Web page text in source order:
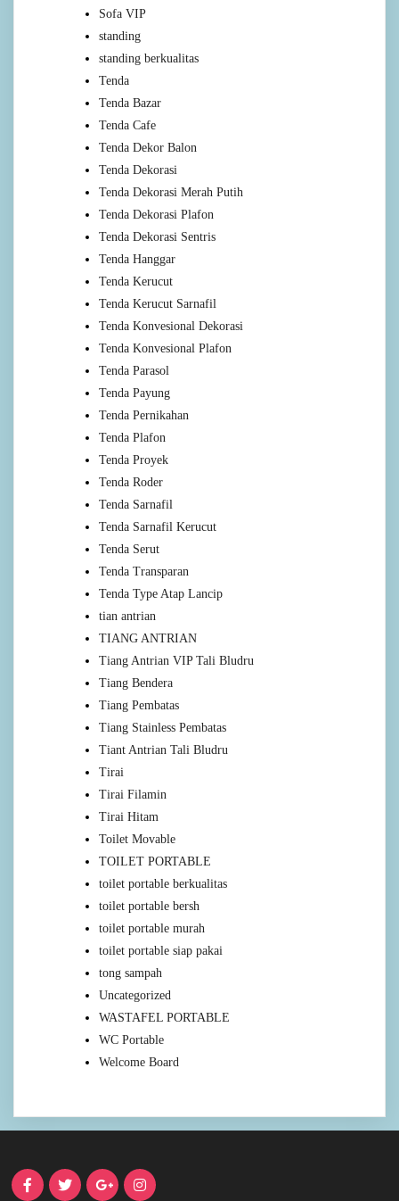
Sofa VIP
standing
standing berkualitas
Tenda
Tenda Bazar
Tenda Cafe
Tenda Dekor Balon
Tenda Dekorasi
Tenda Dekorasi Merah Putih
Tenda Dekorasi Plafon
Tenda Dekorasi Sentris
Tenda Hanggar
Tenda Kerucut
Tenda Kerucut Sarnafil
Tenda Konvesional Dekorasi
Tenda Konvesional Plafon
Tenda Parasol
Tenda Payung
Tenda Pernikahan
Tenda Plafon
Tenda Proyek
Tenda Roder
Tenda Sarnafil
Tenda Sarnafil Kerucut
Tenda Serut
Tenda Transparan
Tenda Type Atap Lancip
tian antrian
TIANG ANTRIAN
Tiang Antrian VIP Tali Bludru
Tiang Bendera
Tiang Pembatas
Tiang Stainless Pembatas
Tiant Antrian Tali Bludru
Tirai
Tirai Filamin
Tirai Hitam
Toilet Movable
TOILET PORTABLE
toilet portable berkualitas
toilet portable bersh
toilet portable murah
toilet portable siap pakai
tong sampah
Uncategorized
WASTAFEL PORTABLE
WC Portable
Welcome Board